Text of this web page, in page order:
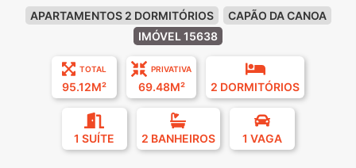
APARTAMENTOS 2 DORMITÓRIOS
CAPÃO DA CANOA
IMÓVEL 15638
TOTAL
95.12M²
PRIVATIVA
69.48M² 2 DORMITÓRIOS
1 SUÍTE 2 BANHEIROS 1 VAGA